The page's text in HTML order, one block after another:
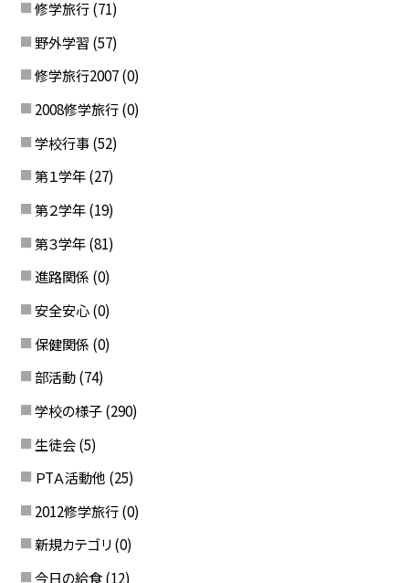
修学旅行 (71)
野外学習 (57)
修学旅行2007 (0)
2008修学旅行 (0)
学校行事 (52)
第１学年 (27)
第２学年 (19)
第３学年 (81)
進路関係 (0)
安全安心 (0)
保健関係 (0)
部活動 (74)
学校の様子 (290)
生徒会 (5)
ＰTＡ活動他 (25)
2012修学旅行 (0)
新規カテゴリ (0)
今日の給食 (12)